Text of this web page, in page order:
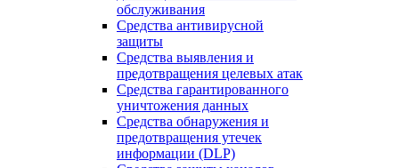
обслуживания
Средства антивирусной
защиты
Средства выявления и
предотвращения целевых атак
Средства гарантированного
уничтожения данных
Средства обнаружения и
предотвращения утечек
информации (DLP)